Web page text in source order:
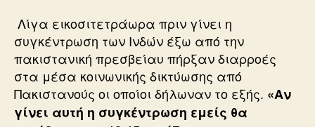
Λίγα εικοσιτετράωρα πριν γίνει η
συγκέντρωση των Ινδών έξω από την
πακιστανική πρεσβείαυ πήρξαν διαρροές
στα μέσα κοινωνικής δικτύωσης από
Πακιστανούς οι οποίοι δήλωναν το εξής. «Αν
γίνει αυτή η συγκέντρωση εμείς θα